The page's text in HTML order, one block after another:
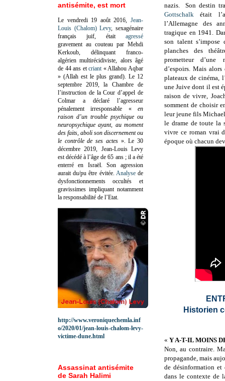
nazis. Son destin
Gottschalk était
l’Allemagne des
tragique en 1941.
son talent s’impose
planches des
prometteur d’une
d’espoirs. Mais
plateaux de cinéma,
une Juive dont il est
raison de vivre,
somment de choisir
leur jeune fils
le drame de toute la
vivre ce roman vrai
époque où chacun
Historien
« Y A-T-IL MOINS
Non, au contraire.
propagande, mais
de désinformation et
dans le contexte de
antisémite, est mort
Le vendredi 19 août 2016, Jean-
Louis (Chalom) Levy, sexagénaire
français juif, était agressé
gravement au couteau par Mehdi
Kerkoub, délinquant franco-
algérien multirécidiviste, alors âgé
de 44 ans etcriant « Allahou Aqbar
» (Allah est le plus grand). Le 12
septembre 2019, la Chambre de
l’instruction de la Cour d’appel de
Colmar a déclaré l’agresseur
pénalement irresponsable «en
raison d’un trouble psychique ou
neuropsychique ayant, au moment
des faits, aboli son discernement ou
le contrôle de ses actes». Le 30
décembre 2019, Jean-Louis Levy
est décédé à l’âge de 65 ans ; il a été
enterré en Israël. Son agression
aurait du/pu être évitée. Analysede
dysfonctionnements occultés et
gravissimes impliquant notamment
la responsabilité de l’Etat.
http://www.veroniquechemla.inf
o/2020/01/jean-louis-chalom-levy-
victime-dune.html
Assassinat antisémite
de Sarah Halimi